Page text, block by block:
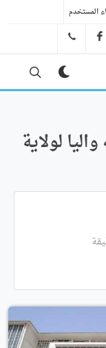
المستخدم
YT
FB
لولاية